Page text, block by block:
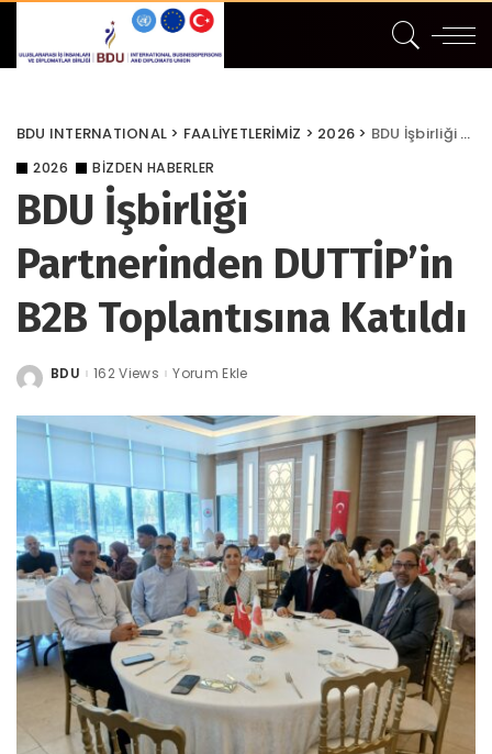
BDU INTERNATIONAL > FAALİYETLERİMİZ > 2026 > BDU İşbirliği Partnerinden DUTTİP’in B2B Toplantısına Katıldı
2026 BIZDEN HABERLER
BDU İşbirliği
Partnerinden DUTTİP’in
B2B Toplantısına Katıldı
Posted
BDU 162 Views Yorum Ekle